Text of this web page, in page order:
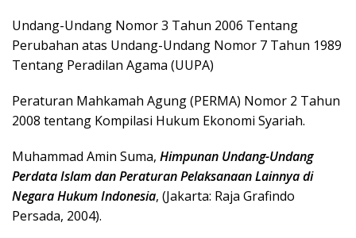
Undang-Undang Nomor 3 Tahun 2006 Tentang
Perubahan atas Undang-Undang Nomor 7 Tahun 1989
Tentang Peradilan Agama (UUPA)
Peraturan Mahkamah Agung (PERMA) Nomor 2 Tahun
2008 tentang Kompilasi Hukum Ekonomi Syariah.
Muhammad Amin Suma, Himpunan Undang-Undang
Perdata Islam dan Peraturan Pelaksanaan Lainnya di
Negara Hukum Indonesia, (Jakarta: Raja Grafindo
Persada, 2004).